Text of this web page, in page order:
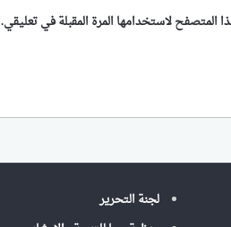
المتصفح لاستخدامها المرة المقبلة في تعليقي.
لجنة التحرير